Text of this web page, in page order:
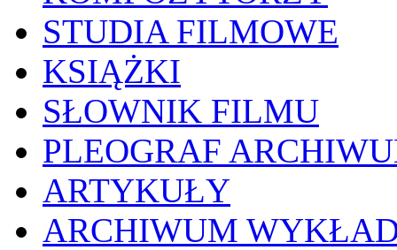
STUDIA FILMOWE
KSIĄŻKI
SŁOWNIK FILMU
PLEOGRAF
ARTYKUŁY
ARCHIWUM